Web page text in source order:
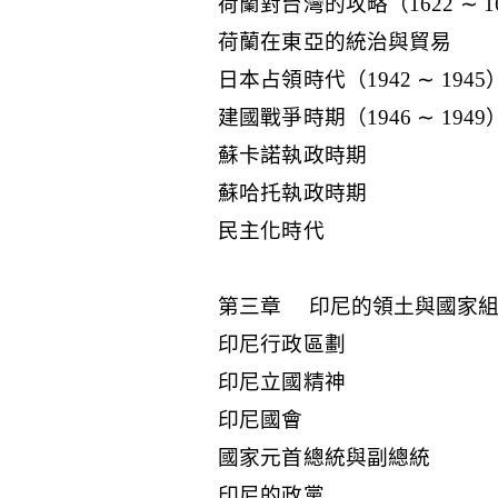
荷蘭在東亞的統治與貿易
日本占領時代（1942 ∼ 1945）
建國戰爭時期（1946 ∼ 1949）
蘇卡諾執政時期
蘇哈托執政時期
民主化時代
第三章 印尼的領土與國家
印尼行政區劃
印尼立國精神
印尼國會
國家元首總統與副總統